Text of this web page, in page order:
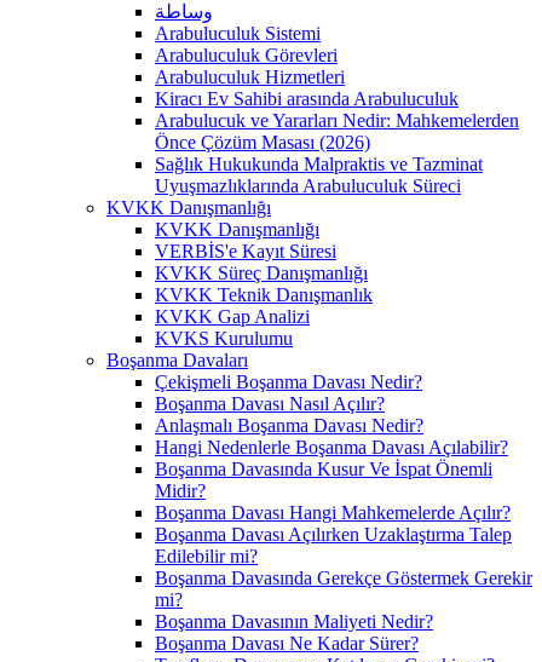
وساطة
Arabuluculuk Sistemi
Arabuluculuk Görevleri
Arabuluculuk Hizmetleri
Kiracı Ev Sahibi arasında Arabuluculuk
Arabulucuk ve Yararları Nedir: Mahkemelerden
Önce Çözüm Masası (2026)
Sağlık Hukukunda Malpraktis ve Tazminat
Uyuşmazlıklarında Arabuluculuk Süreci
KVKK Danışmanlığı
KVKK Danışmanlığı
VERBİS'e Kayıt Süresi
KVKK Süreç Danışmanlığı
KVKK Teknik Danışmanlık
KVKK Gap Analizi
KVKS Kurulumu
Boşanma Davaları
Çekişmeli Boşanma Davası Nedir?
Boşanma Davası Nasıl Açılır?
Anlaşmalı Boşanma Davası Nedir?
Hangi Nedenlerle Boşanma Davası Açılabilir?
Boşanma Davasında Kusur Ve İspat Önemli
Midir?
Boşanma Davası Hangi Mahkemelerde Açılır?
Boşanma Davası Açılırken Uzaklaştırma Talep
Edilebilir mi?
Boşanma Davasında Gerekçe Göstermek Gerekir
mi?
Boşanma Davasının Maliyeti Nedir?
Boşanma Davası Ne Kadar Sürer?